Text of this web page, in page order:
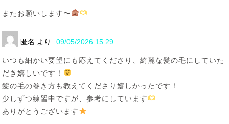
またお願いします〜
匿名 より: 09/05/2026 15:29
いつも細かい要望にも応えてくださり、綺麗な髪の毛にしていた
だき嬉しいです！
髪の毛の巻き方も教えてくださり嬉しかったです！
少しずつ練習中ですが、参考にしています
ありがとうございます